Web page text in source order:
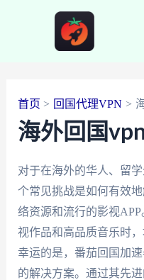
首页 回国代理VPN
海外回国
对于在海外的华人、留
个常见挑战是如何有效
络资源和流行的影视
视作品和高品质音乐时
幸运的是，番茄回国加
的解决方案。通过其先